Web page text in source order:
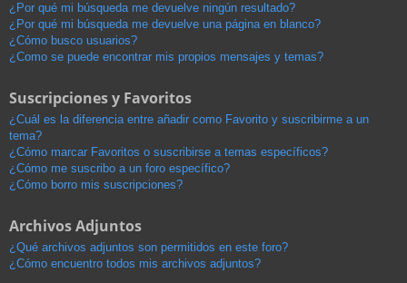
¿Por qué mi búsqueda me devuelve ningún resultado?
¿Por qué mi búsqueda me devuelve una página en blanco?
¿Cómo busco usuarios?
¿Como se puede encontrar mis propios mensajes y temas?
Suscripciones y Favoritos
¿Cuál es la diferencia entre añadir como Favorito y suscribirme a un
tema?
¿Cómo marcar Favoritos o suscribirse a temas específicos?
¿Cómo me suscribo a un foro específico?
¿Cómo borro mis suscripciones?
Archivos Adjuntos
¿Qué archivos adjuntos son permitidos en este foro?
¿Cómo encuentro todos mis archivos adjuntos?